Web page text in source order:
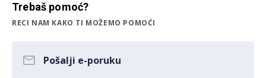
Trebaš pomoć?
RECI NAM KAKO TI MOŽEMO POMOĆI
Pošalji e-poruku